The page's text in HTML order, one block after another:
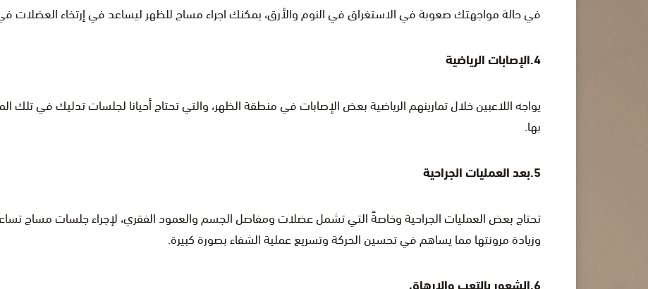
في حالة مواجهتك صعوبة في الاستغراق في النوم والأرق، يمكنك اجراء مساج للظهر ليساعد في إرتخاء العضلات
4.الإصابات الرياضية
يواجه اللاعبين خلال تمارينهم الرياضية بعض الإصابات في منطقة الظهر، والتي تحتاج أحيانا لجلسات تدليك في تلك
بها.
5.بعد العمليات الجراحية
تحتاج بعض العمليات الجراحية وخاصةً التي تشمل عضلات ومفاصل الجسم والعمود الفقري، لإجراء جلسات مساج
وزيادة مرونتها مما يساهم في تحسين الحركة وتسريع عملية الشفاء بصورة كبيرة.
6.الشعور بالتعب والإرهاق